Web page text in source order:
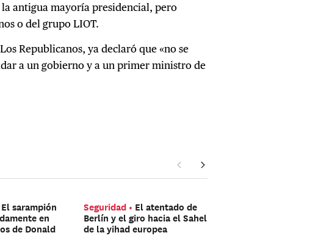
antigua mayoría presidencial, pero
o del grupo LIOT.
Republicanos, ya declaró que «no se
a un gobierno y a un primer ministro de
El sarampión
en
de Donald
Seguridad
El atentado de
Berlín y el giro hacia el Sahel
de la yihad europea